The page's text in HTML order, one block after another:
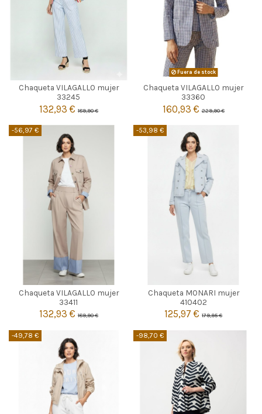
Chaqueta VILAGALLO mujer
33245
132,93 €189,90 €
MULTICOLOR
42
 Añadir al carrito
Fuera de stock
Chaqueta VILAGALLO mujer
33360
160,93 €229,90 €
 Agotado
-56,97 €
Chaqueta VILAGALLO mujer
33411
132,93 €189,90 €
BEIGE
38 42
 Añadir al carrito
-53,98 €
Chaqueta MONARI mujer
410402
125,97 €179,95 €
CELESTE
36 38

Añadir al carrito
-49,78 €
-98,70 €